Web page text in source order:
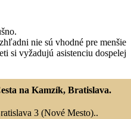
nie sú vhodné pre menšie
si vyžadujú asistenciu dospelej
na Kamzík, Bratislava.
3 (Nové Mesto)..